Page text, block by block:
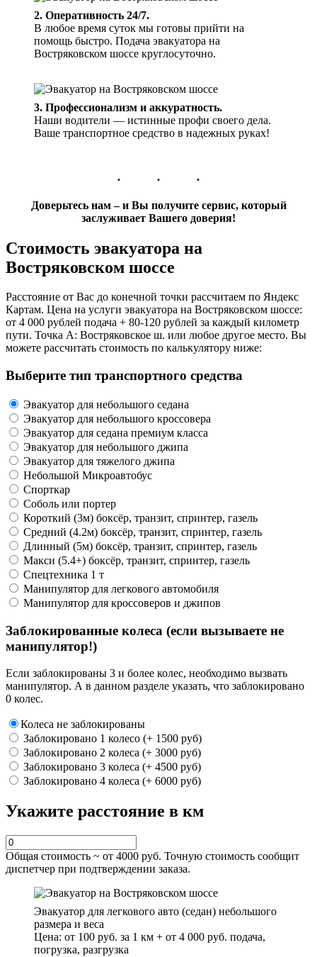
2. Оперативность 24/7.
В любое время суток мы готовы прийти на
помощь быстро. Подача эвакуатора на
Востряковском шоссе круглосуточно.
3. Профессионализм и аккуратность.
Наши водители — истинные профи своего дела.
Ваше транспортное средство в надежных руках!
Доверьтесь нам – и Вы получите сервис, который
заслуживает Вашего доверия!
Стоимость эвакуатора на
Востряковском шоссе
Расстояние от Вас до конечной точки рассчитаем по Яндекс
Картам. Цена на услуги эвакуатора на Востряковском шоссе:
от 4 000 рублей подача + 80-120 рублей за каждый километр
пути. Точка А: Востряковское ш. или любое другое место. Вы
можете рассчитать стоимость по калькулятору ниже:
Выберите тип транспортного средства
Эвакуатор для небольшого седана
Эвакуатор для небольшого кроссовера
Эвакуатор для седана премиум класса
Эвакуатор для небольшого джипа
Эвакуатор для тяжелого джипа
Небольшой Микроавтобус
Спорткар
Соболь или портер
Короткий (3м) боксёр, транзит, спринтер, газель
Средний (4.2м) боксёр, транзит, спринтер, газель
Длинный (5м) боксёр, транзит, спринтер, газель
Макси (5.4+) боксёр, транзит, спринтер, газель
Спецтехника 1 т
Манипулятор для легкового автомобиля
Манипулятор для кроссоверов и джипов
Заблокированные колеса (если вызываете не
манипулятор!)
Если заблокированы 3 и более колес, необходимо вызвать
манипулятор. А в данном разделе указать, что заблокировано
0 колес.
Колеса не заблокированы
Заблокировано 1 колесо (+ 1500 руб)
Заблокировано 2 колеса (+ 3000 руб)
Заблокировано 3 колеса (+ 4500 руб)
Заблокировано 4 колеса (+ 6000 руб)
Укажите расстояние в км
Общая стоимость ~ от 4000 руб. Точную стоимость сообщит
диспетчер при подтверждении заказа.
Эвакуатор для легкового авто (седан) небольшого
размера и веса
Цена: от 100 руб. за 1 км + от 4 000 руб. подача,
погрузка, разгрузка